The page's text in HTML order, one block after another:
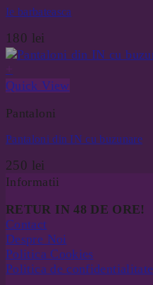
Ie barbateasca
180 lei
Quick View
Pantaloni
Pantaloni din IN cu buzunare
250 lei
Informatii
RETUR IN 48 DE ORE!
Contact
Despre Noi
Politica Cookies
Politica de confidentialitate